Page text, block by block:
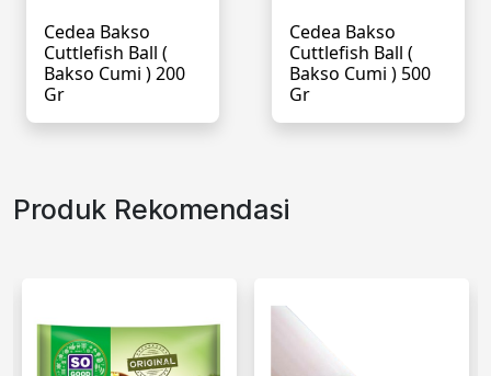
Cedea Bakso
Cuttlefish Ball (
Bakso Cumi ) 200
Gr
Cedea Bakso
Cuttlefish Ball (
Bakso Cumi ) 500
Gr
Produk Rekomendasi